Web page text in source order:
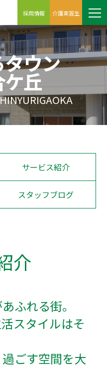
採用情報 介護実習生
ウン
丘
サービス紹介
スタッフブログ
介
ふれる街。
スタイルはそ
ごす空間を大